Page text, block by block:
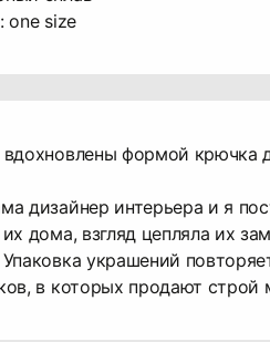
one size
вдохновлены формой крючка
дизайнер интерьера и я
дома, взгляд цепляла их
украшений
в которых продают строй